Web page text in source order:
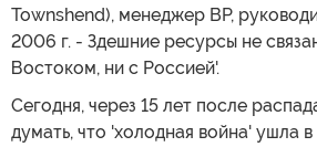
Townshend), менеджер BP,
2006 г. - Здешние ресурсы не
Востоком, ни с Россией'.
Сегодня, через 15 лет после
думать, что 'холодная война' ушла